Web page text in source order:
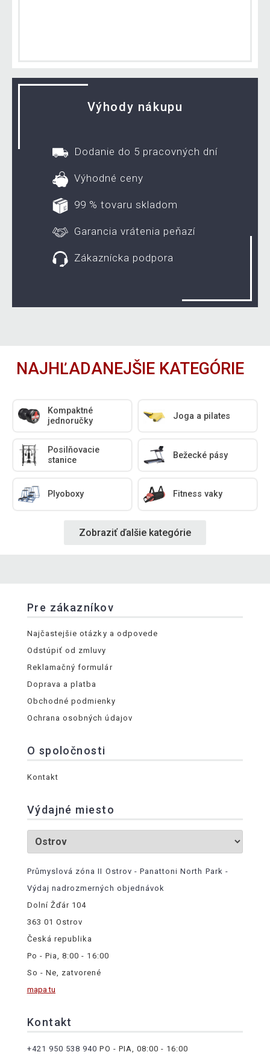
Výhody nákupu
Dodanie do 5 pracovných dní
Výhodné ceny
99 % tovaru skladom
Garancia vrátenia peňazí
Zákaznícka podpora
NAJHĽADANEJŠIE KATEGÓRIE
Kompaktné
jednoručky
Joga a pilates
Posilňovacie
stanice
Bežecké pásy
Plyoboxy Fitness vaky
Zobraziť ďalšie kategórie
Pre zákazníkov
Najčastejšie otázky a odpovede
Odstúpiť od zmluvy
Reklamačný formulár
Doprava a platba
Obchodné podmienky
Ochrana osobných údajov
O spoločnosti
Kontakt
Výdajné miesto
Průmyslová zóna II Ostrov - Panattoni North Park -
Výdaj nadrozmerných objednávok
Dolní Žďár 104
363 01 Ostrov
Česká republika
Po - Pia, 8:00 - 16:00
So - Ne, zatvorené
mapa tu
Kontakt
+421 950 538 940 PO - PIA, 08:00 - 16:00